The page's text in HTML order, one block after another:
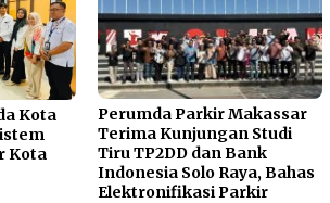
Kota
Kota
Perumda Parkir Makassar
Terima Kunjungan Studi
Tiru TP2DD dan Bank
Indonesia Solo Raya, Bahas
Elektronifikasi Parkir